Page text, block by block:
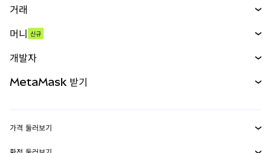
거래
무기한 선물
실물자산
머니 신규
개발자
MetaMask 받기
가격 둘러보기